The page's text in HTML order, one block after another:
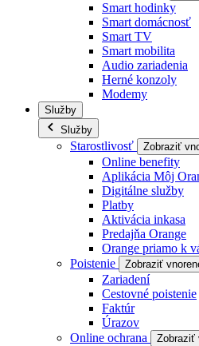
Smart hodinky
Smart domácnosť
Smart TV
Smart mobilita
Audio zariadenia
Herné konzoly
Modemy
Služby
Služby
Starostlivosť Zobraziť
Online benefity
Aplikácia Môj
Digitálne služby
Platby
Aktivácia inkasa
Predajňa Orange
Orange priamo k
Poistenie
Zobraziť
Zariadení
Cestovné poistenie
Faktúr
Úrazov
Online ochrana
Zobraziť